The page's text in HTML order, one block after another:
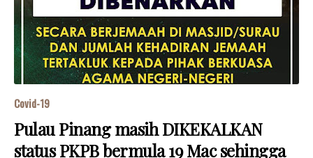
Covid-19
Pulau Pinang masih DIKEKALKAN
status PKPB bermula 19 Mac sehingga